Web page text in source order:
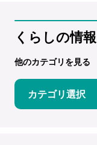
くらしの情報
他のカテゴリを見る
カテゴリ選択